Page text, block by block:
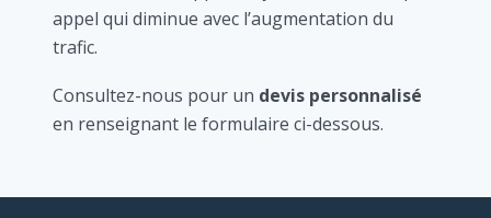
appel qui diminue avec l’augmentation du
trafic.
Consultez-nous pour un devis personnalisé
en renseignant le formulaire ci-dessous.